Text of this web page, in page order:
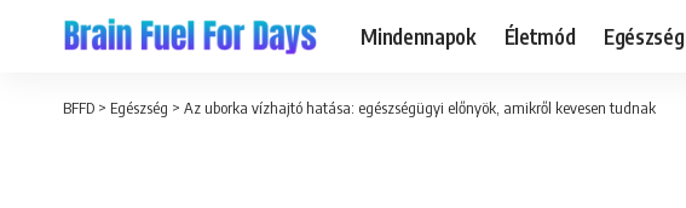
Mindennapok Életmód Egészség
BFFD > Egészség > Az uborka vízhajtó hatása: egészségügyi előnyök, amikről kevesen tudnak